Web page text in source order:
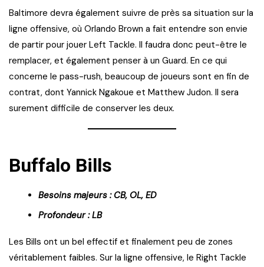
Baltimore devra également suivre de près sa situation sur la
ligne offensive, où Orlando Brown a fait entendre son envie
de partir pour jouer Left Tackle. Il faudra donc peut-être le
remplacer, et également penser à un Guard. En ce qui
concerne le pass-rush, beaucoup de joueurs sont en fin de
contrat, dont Yannick Ngakoue et Matthew Judon. Il sera
surement difficile de conserver les deux.
Buffalo Bills
Besoins majeurs : CB, OL, ED
Profondeur : LB
Les Bills ont un bel effectif et finalement peu de zones
véritablement faibles. Sur la ligne offensive, le Right Tackle